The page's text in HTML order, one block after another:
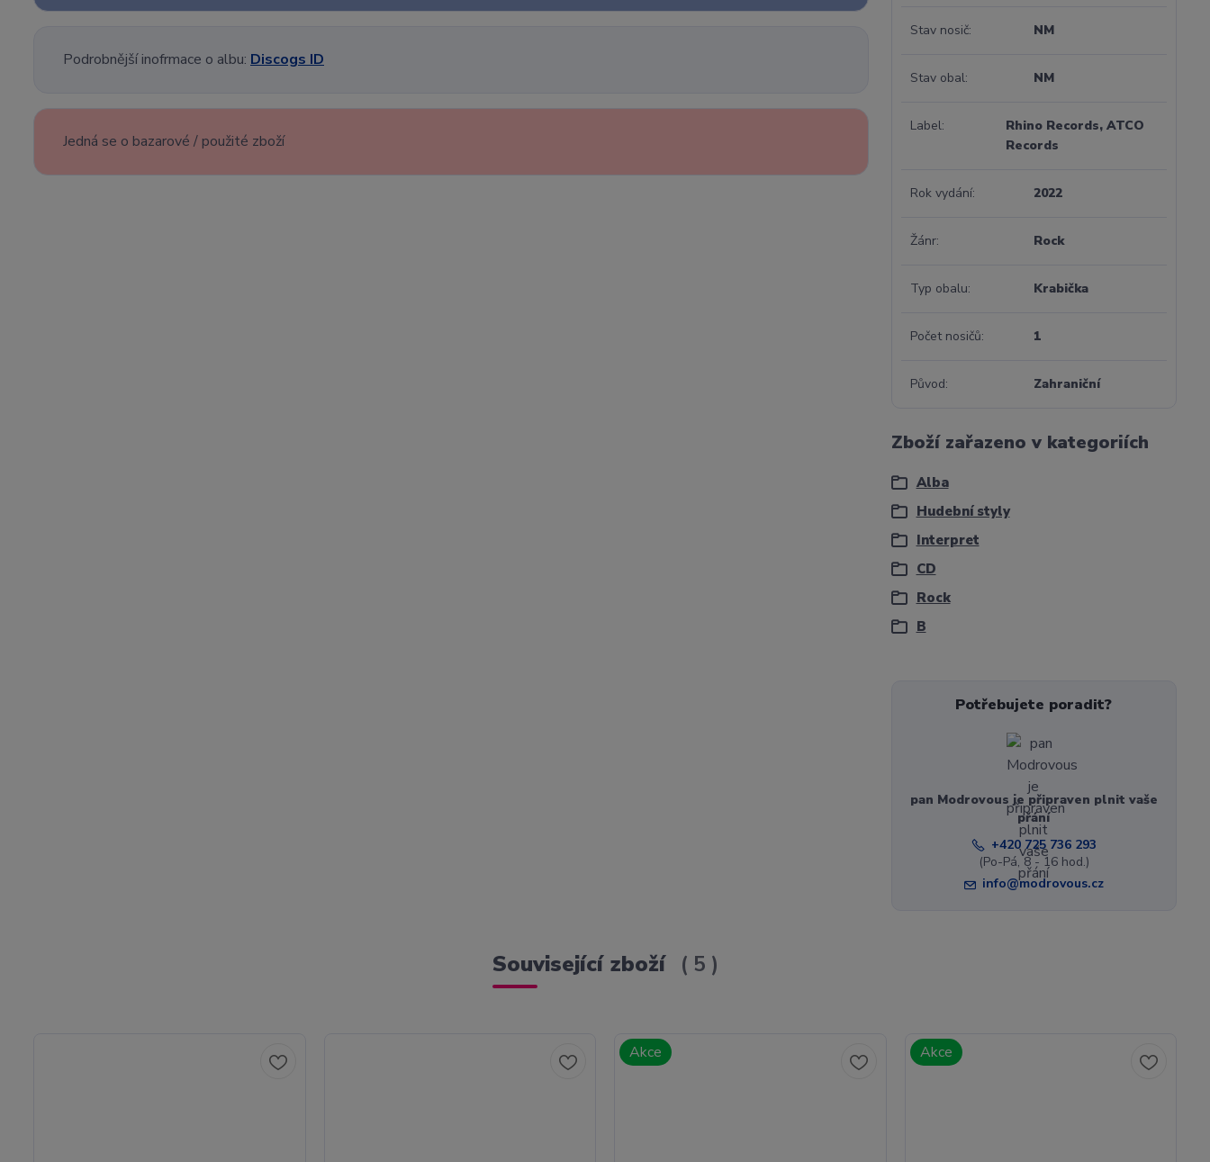
Podrobnější inofrmace o albu: Discogs ID
Jedná se o bazarové / použité zboží
Stav nosič NM
Stav obal NM
Label
Rhino Records, ATCO
Records
Rok vydání 2022
Žánr Rock
Typ obalu Krabička
Počet nosičů 1
Původ Zahraniční
Zboží zařazeno v kategoriích
Alba
Hudební styly
Interpret
CD
Rock
B
Potřebujete poradit?
pan Modrovous je připraven plnit vaše
přání
+420 725 736 293
(Po-Pá, 8 - 16 hod.)
info@modrovous.cz
Související zboží 5
Akce Akce